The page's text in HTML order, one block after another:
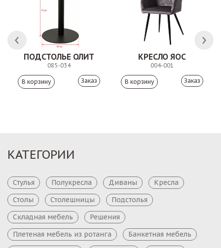
ПОДСТОЛЬЕ ОЛИТ
085-034
Заказ
КРЕСЛО ЯОС
004-001
Заказ
КАТЕГОРИИ
Стулья Полукресла Диваны
Кресла
Столы
Столешницы
Подстолья
Складная мебель
Решения
Плетеная мебель из ротанга
Банкетная мебель